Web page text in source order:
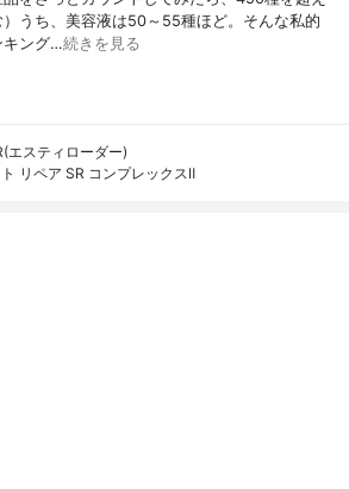
うち、美容液は50～55種ほど。そんな私的
キング…続きを見る
エスティローダー)
リペア SR コンプレックスⅡ